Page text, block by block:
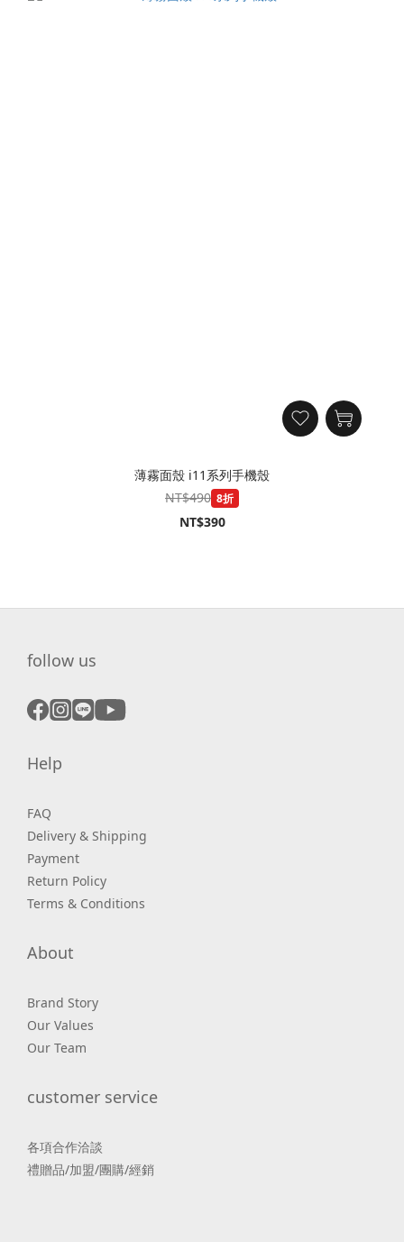
薄霧面殼 i11系列手機殼
NT$490 8折
NT$390
follow us
Help
FAQ
Delivery & Shipping
Payment
Return Policy
Terms & Conditions
About
Brand Story
Our Values
Our Team
customer service
各項合作洽談
禮贈品/加盟/團購/經銷